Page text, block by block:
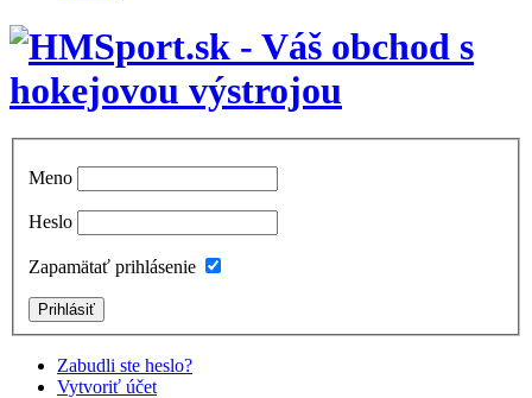
Meno
Heslo
Zapamätať prihlásenie
Zabudli ste heslo?
Vytvoriť účet